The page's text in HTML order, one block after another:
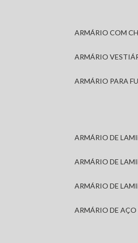
ARMÁRIO COM
ARMÁRIO
ARMÁRIO PARA
ARMÁRIO DE
ARMÁRIO DE
ARMÁRIO DE
ARMÁRIO DE